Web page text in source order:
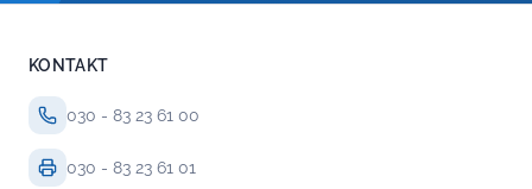
KONTAKT
030 - 83 23 61 00
030 - 83 23 61 01